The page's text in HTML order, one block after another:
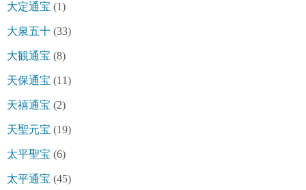
大定通宝 (1)
大泉五十 (33)
大観通宝 (8)
天保通宝 (11)
天禧通宝 (2)
天聖元宝 (19)
太平聖宝 (6)
太平通宝 (45)